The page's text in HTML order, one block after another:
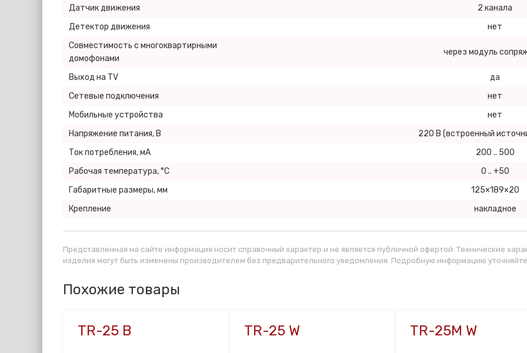
Датчик движения
2 канала
Детектор движения
нет
Совместимость с многоквартирными
домофонами
через модуль
Выход на TV
да
Сетевые подключения
нет
Мобильные устройства
нет
Напряжение питания, В
220 В (встроенный
Ток потребления, мА
200 .. 500
Рабочая температура, °С
0 .. +50
Габаритные размеры, мм
125×189×20
Крепление
накладное
Представленная на сайте информация носит справочный характер и не является публичной офертой. Технические
изделия могут быть изменены производителем без предварительного уведомления. Подробную информацию
Похожие товары
TR-25 B TR-25 W TR-25M W